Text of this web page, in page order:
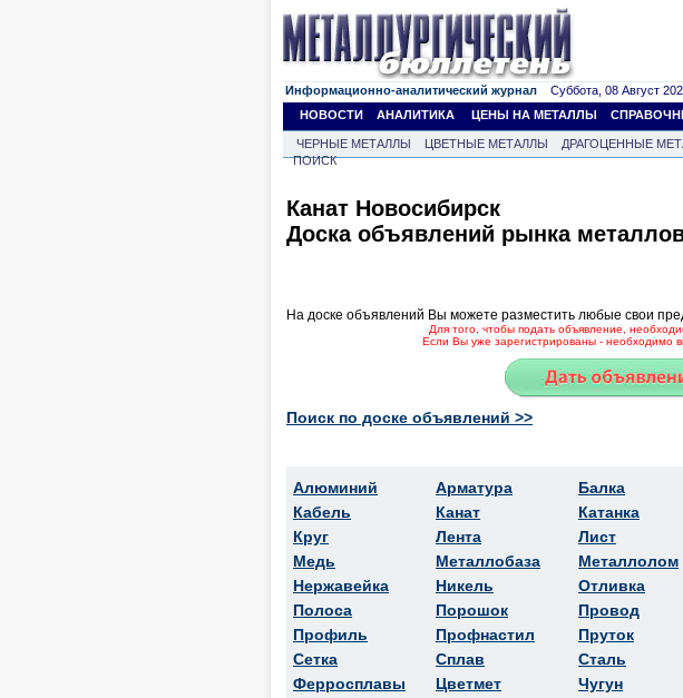
Информационно-аналитический журнал Суббота, 08 Август
НОВОСТИ
АНАЛИТИКА ЦЕНЫ НА МЕТАЛЛЫ
ЧЕРНЫЕ МЕТАЛЛЫ ЦВЕТНЫЕ МЕТАЛЛЫ ДРАГОЦЕННЫЕ
ПОИСК
Канат Новосибирск
Доска объявлений рынка
На доске объявлений Вы можете разместить любые свои
Для того, чтобы подать объявление,
Если Вы уже зарегистрированы - необходимо
Поиск по доске объявлений >>
Алюминий
Кабель
Круг
Медь
Нержавейка
Полоса
Профиль
Сетка
Ферросплавы
Арматура
Канат
Лента
Металлобаза
Никель
Порошок
Профнастил
Сплав
Цветмет
Балка
Катанка
Лист
Металлолом
Отливка
Провод
Пруток
Сталь
Чугун